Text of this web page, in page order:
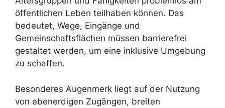
öffentlichen Leben teilhaben können. Das
bedeutet, Wege, Eingänge und
Gemeinschaftsflächen müssen barrierefrei
gestaltet werden, um eine inklusive Umgebung
zu schaffen.
Besonderes Augenmerk liegt auf der Nutzung
von ebenerdigen Zugängen, breiten